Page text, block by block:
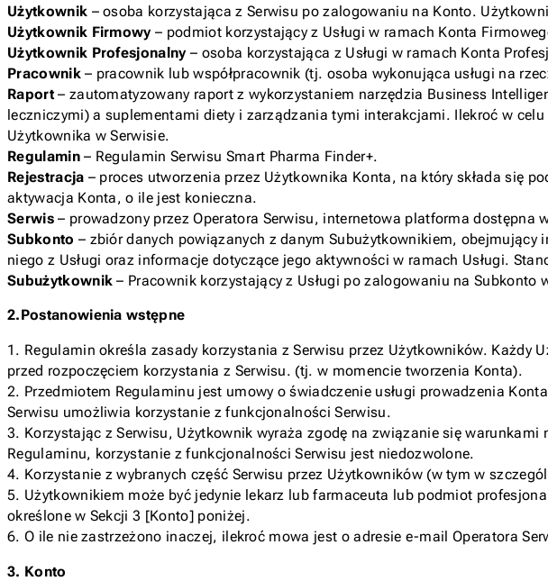
Użytkownik – osoba korzystająca z Serwisu po zalogowaniu na Konto.
Użytkownik Firmowy – podmiot korzystający z Usługi w ramach Konta
Użytkownik Profesjonalny – osoba korzystająca z Usługi w ramach Konta
Pracownik– pracownik lub współpracownik (tj. osoba wykonująca usługi na
Raport– zautomatyzowany raport z wykorzystaniem narzędzia Business
leczniczymi) a suplementami diety i zarządzania tymi interakcjami. Ilekroć w
Użytkownika w Serwisie.
Regulamin– Regulamin Serwisu Smart Pharma Finder+.
Rejestracja – proces utworzenia przez Użytkownika Konta, na który składa się
aktywacja Konta, o ile jest konieczna.
Serwis– prowadzony przez Operatora Serwisu, internetowa platforma dostępna
Subkonto – zbiór danych powiązanych z danym Subużytkownikiem,
niego z Usługi oraz informacje dotyczące jego aktywności w ramach Usługi.
Subużytkownik – Pracownik korzystający z Usługi po zalogowaniu na Subkonto
2.Postanowienia wstępne
1. Regulamin określa zasady korzystania z Serwisu przez Użytkowników.
przed rozpoczęciem korzystania z Serwisu. (tj. w momencie tworzenia Konta).
2. Przedmiotem Regulaminu jest umowy o świadczenie usługi prowadzenia
Serwisu umożliwia korzystanie z funkcjonalności Serwisu.
3. Korzystając z Serwisu, Użytkownik wyraża zgodę na związanie się
Regulaminu, korzystanie z funkcjonalności Serwisu jest niedozwolone.
4. Korzystanie z wybranych część Serwisu przez Użytkowników (w tym w
5. Użytkownikiem może być jedynie lekarz lub farmaceuta lub podmiot
określone w Sekcji 3 [Konto] poniżej.
6. O ile nie zastrzeżono inaczej, ilekroć mowa jest o adresie e-mail Operatora
3. Konto